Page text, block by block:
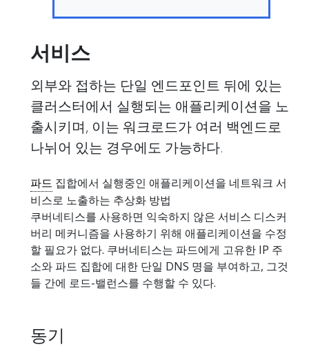
서비스
외부와 접하는 단일 엔드포인트 뒤에 있는
클러스터에서 실행되는 애플리케이션을 노
출시키며, 이는 워크로드가 여러 백엔드로
나뉘어 있는 경우에도 가능하다.
파드 집합에서 실행중인 애플리케이션을 네트워크 서
비스로 노출하는 추상화 방법
쿠버네티스를 사용하면 익숙하지 않은 서비스 디스커
버리 메커니즘을 사용하기 위해 애플리케이션을 수정
할 필요가 없다. 쿠버네티스는 파드에게 고유한 IP 주
소와 파드 집합에 대한 단일 DNS 명을 부여하고, 그것
들 간에 로드-밸런스를 수행할 수 있다.
동기